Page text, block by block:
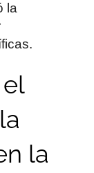
la
la